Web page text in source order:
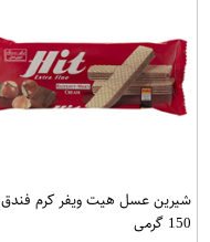
شیرین عسل هیت ویفر کرم فندق
150 گرمی